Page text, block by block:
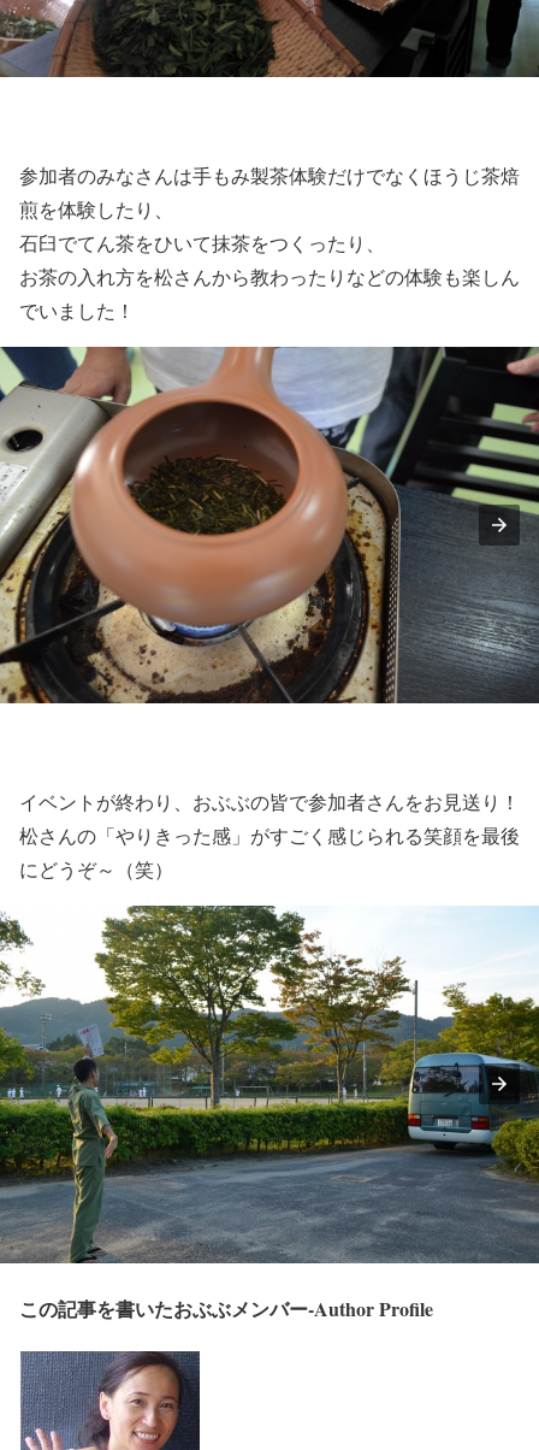
参加者のみなさんは手もみ製茶体験だけでなくほうじ茶焙
煎を体験したり、
石臼でてん茶をひいて抹茶をつくったり、
お茶の入れ方を松さんから教わったりなどの体験も楽しん
でいました！
イベントが終わり、おぶぶの皆で参加者さんをお見送り！
松さんの「やりきった感」がすごく感じられる笑顔を最後
にどうぞ～（笑）
この記事を書いたおぶぶメンバー-Author Profile